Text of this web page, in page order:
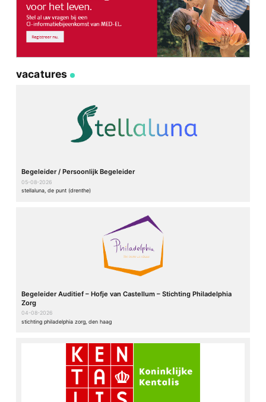
vacatures
Begeleider / Persoonlijk Begeleider
05-08-2026
stellaluna, de punt (drenthe)
Begeleider Auditief – Hofje van Castellum – Stichting Philadelphia
Zorg
04-08-2026
stichting philadelphia zorg, den haag